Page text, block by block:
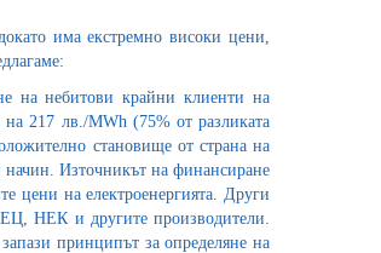
има екстремно високи цени,
на небитови крайни клиенти на
на 217 лв./MWh (75% от разликата
становище от страна на
начин. Източникът на финансиране
цени на електроенергията. Други
НЕК и другите производители.
принципът за определяне на